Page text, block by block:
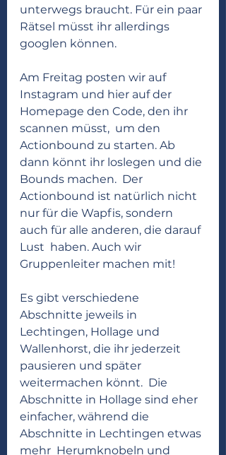
unterwegs braucht. Für ein paar
Rätsel müsst ihr allerdings
googlen können.
Am Freitag posten wir auf
Instagram und hier auf der
Homepage den Code, den ihr
scannen müsst,  um den
Actionbound zu starten. Ab
dann könnt ihr loslegen und die
Bounds machen.  Der
Actionbound ist natürlich nicht
nur für die Wapfis, sondern
auch für alle anderen, die darauf
Lust  haben. Auch wir
Gruppenleiter machen mit!
Es gibt verschiedene
Abschnitte jeweils in
Lechtingen, Hollage und
Wallenhorst, die ihr jederzeit
pausieren und später
weitermachen könnt.  Die
Abschnitte in Hollage sind eher
einfacher, während die
Abschnitte in Lechtingen etwas
mehr  Herumknobeln und